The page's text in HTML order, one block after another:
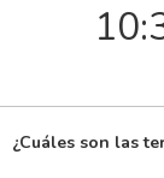
¿Cuáles son las